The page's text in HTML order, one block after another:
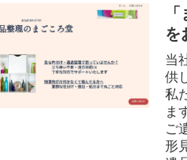
を
当
供
私
ま
ご
形